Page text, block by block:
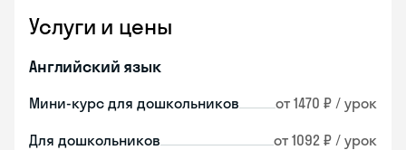
Услуги и цены
Английский язык
Мини-курс для дошкольников от 1470 ₽ / урок
Для дошкольников от 1092 ₽ / урок